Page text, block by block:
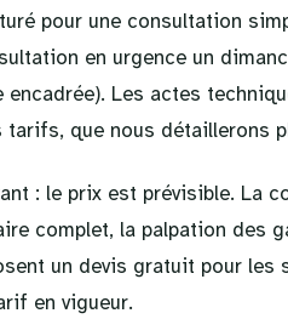
pour une consultation
en urgence un
Les actes
que nous détaillerons
: le prix est prévisible. La
complet, la palpation des
un devis gratuit pour les
en vigueur.